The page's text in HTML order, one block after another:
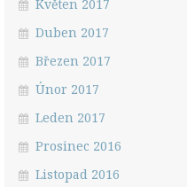
Květen 2017
Duben 2017
Březen 2017
Únor 2017
Leden 2017
Prosinec 2016
Listopad 2016